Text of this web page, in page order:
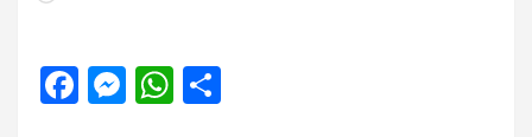
F
M
W